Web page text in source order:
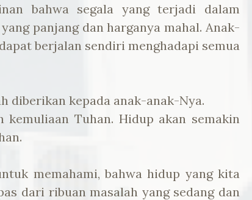
bahwa segala yang terjadi dalam
panjang dan harganya mahal. Anak-
berjalan sendiri menghadapi semua
diberikan kepada anak-anak-Nya.
Tuhan. Hidup akan semakin
memahami, bahwa hidup yang kita
dari ribuan masalah yang sedang dan